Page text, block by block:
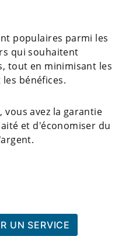
populaires parmi les
qui souhaitent
tout en minimisant les
bénéfices.
vous avez la garantie
et d'économiser du
UN SERVICE